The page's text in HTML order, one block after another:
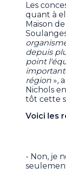
Les
quant à
Maison
depuis
point
région »,
Nichols
tôt cette
Voici les
- Non, je